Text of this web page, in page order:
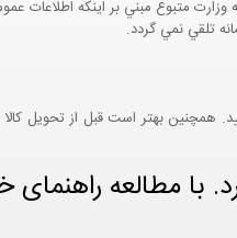
شماره 111321/60 مورخ 18/05/1394 معاونت محترم طرح و برنامه
تلقي نمي گردد.
بهتر است قبل از تحویل کالا
مطالعه راهنمای